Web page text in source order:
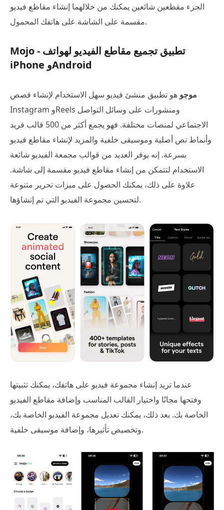
الجزء مقطعين شائعين يمكنك من خلالهما إنشاء مقاطع فيديو
مقسمة على الشاشة على هاتفك المحمول.
Mojo - تطبيق تجميع مقاطع الفيديو لهواتف
iPhone وAndroid
موجو هو تطبيق منشئ فيديو سهل الاستخدام لإنشاء قصص
Instagram وReels ومنشورات على وسائل التواصل
الاجتماعي لمنصات مختلفة. فهو يجمع أكثر من 500 قالب فريد
وأنماط نص أصلية وموسيقى خلفية والمزيد لإنشاء مقاطع فيديو
بسرعة. إنه يوفر العديد من قوالب مجمعة الفيديو شائعة
الاستخدام لتتمكن من إنشاء مقاطع فيديو مقسمة إلى شاشة.
علاوة على ذلك، يمكنك الحصول على ميزات تحرير متنوعة
لتحسين مجموعة الفيديو التي تم إنشاؤها.
عندما تريد إنشاء مجموعة فيديو على هاتفك، يمكنك تثبيتها
وفتحها مجانًا واختيار القالب المناسب وإضافة مقاطع الفيديو
الخاصة بك. بعد ذلك، يمكنك تعديل مجموعة الفيديو الخاصة بك،
وتخصيص تأثيرها، وإضافة موسيقى خلفية.